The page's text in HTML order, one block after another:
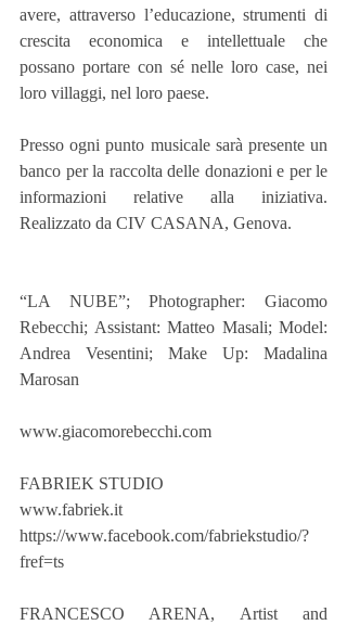
avere, attraverso l’educazione, strumenti di
crescita economica e intellettuale che
possano portare con sé nelle loro case, nei
loro villaggi, nel loro paese.
Presso ogni punto musicale sarà presente un
banco per la raccolta delle donazioni e per le
informazioni relative alla iniziativa.
Realizzato da CIV CASANA, Genova.
“LA NUBE”; Photographer: Giacomo
Rebecchi; Assistant: Matteo Masali; Model:
Andrea Vesentini; Make Up: Madalina
Marosan
www.giacomorebecchi.com
FABRIEK STUDIO
www.fabriek.it
https://www.facebook.com/fabriekstudio/?
fref=ts
FRANCESCO ARENA, Artist and